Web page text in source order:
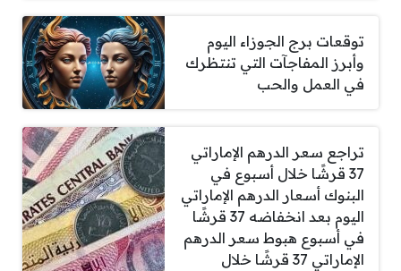
توقعات برج الجوزاء اليوم
وأبرز المفاجآت التي تنتظرك
في العمل والحب
تراجع سعر الدرهم الإماراتي
37 قرشًا خلال أسبوع في
البنوك أسعار الدرهم الإماراتي
اليوم بعد انخفاضه 37 قرشًا
في أسبوع هبوط سعر الدرهم
الإماراتي 37 قرشًا خلال